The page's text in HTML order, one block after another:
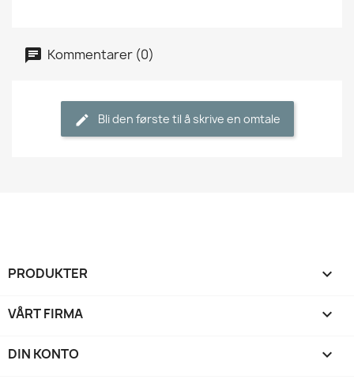
Kommentarer (0)
Bli den første til å skrive en omtale
PRODUKTER 
VÅRT FIRMA 
DIN KONTO 